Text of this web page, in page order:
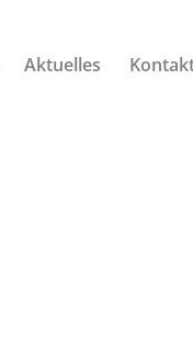
Aktuelles